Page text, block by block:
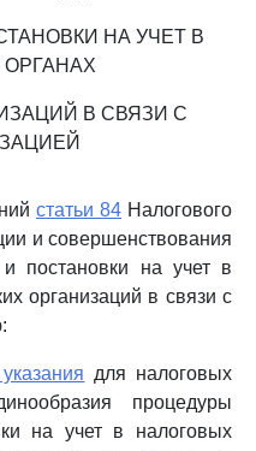
НА УЧЕТ В
В СВЯЗИ С
статьи 84 Налогового
и совершенствования
постановки на учет в
организаций в связи с
для налоговых
процедуры
на учет в налоговых